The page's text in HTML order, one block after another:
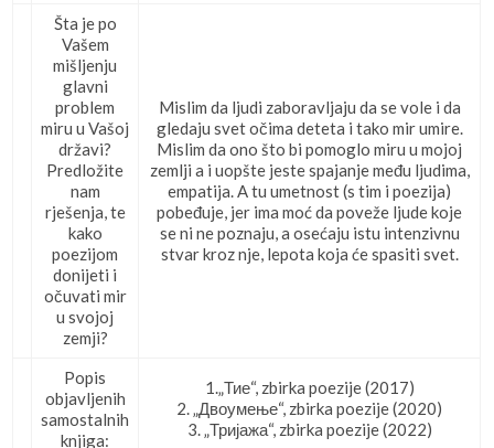
Šta je po
Vašem
mišljenju
glavni
problem
miru u Vašoj
državi?
Predložite
nam
rješenja, te
kako
poezijom
donijeti i
očuvati mir
u svojoj
zemji?
Mislim da ljudi zaboravljaju da se vole i da
gledaju svet očima deteta i tako mir umire.
Mislim da ono što bi pomoglo miru u mojoj
zemlji a i uopšte jeste spajanje među ljudima,
empatija. A tu umetnost (s tim i poezija)
pobeđuje, jer ima moć da poveže ljude koje
se ni ne poznaju, a osećaju istu intenzivnu
stvar kroz nje, lepota koja će spasiti svet.
Popis
objavljenih
samostalnih
knjiga:
1.„Тие“, zbirka poezije (2017)
2. „Двоумење“, zbirka poezije (2020)
3. „Тријажа“, zbirka poezije (2022)